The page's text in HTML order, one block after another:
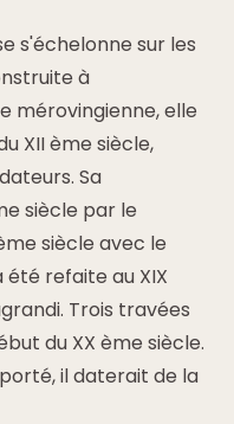
s'échelonne sur les
à
mérovingienne, elle
XII ème siècle,
Sa
siècle par le
siècle avec le
refaite au XIX
Trois travées
du XX ème siècle.
il daterait de la